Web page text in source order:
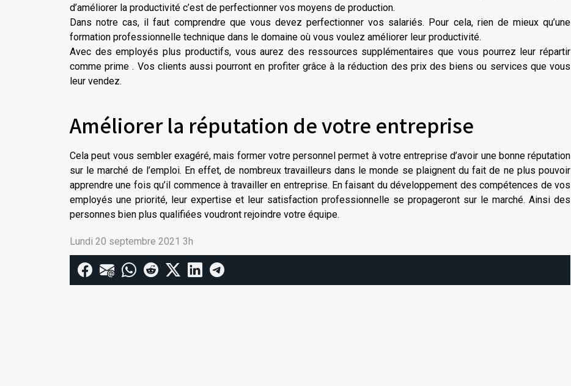
d’améliorer la productivité c’est de perfectionner vos moyens de production.
Dans notre cas, il faut comprendre que vous devez perfectionner vos salariés. Pour cela, rien de mieux qu’une
formation professionnelle technique dans le domaine où vous voulez améliorer leur productivité.
Avec des employés plus productifs, vous aurez des ressources supplémentaires que vous pourrez leur répartir
comme prime . Vos clients aussi pourront en profiter grâce à la réduction des prix des biens ou services que vous
leur vendez.
Améliorer la réputation de votre entreprise
Cela peut vous sembler exagéré, mais former votre personnel permet à votre entreprise d’avoir une bonne réputation
sur le marché de l’emploi. En effet, de nombreux travailleurs dans le monde se plaignent du fait de ne plus pouvoir
apprendre une fois qu’il commence à travailler en entreprise. En faisant du développement des compétences de vos
employés une priorité, leur expertise et leur satisfaction professionnelle se propageront sur le marché. Ainsi des
personnes bien plus qualifiées voudront rejoindre votre équipe.
Lundi 20 septembre 2021 3h